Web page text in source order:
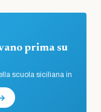
prima su
scuola siciliana in